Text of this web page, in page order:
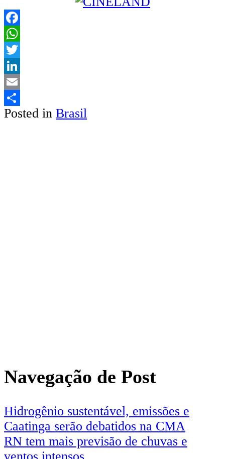
Facebook
WhatsApp
Twitter
LinkedIn
Email
Share
Posted in Brasil
Navegação de Post
Hidrogênio sustentável, emissões e
Caatinga serão debatidos na CMA
RN tem mais previsão de chuvas e
ventos intensos